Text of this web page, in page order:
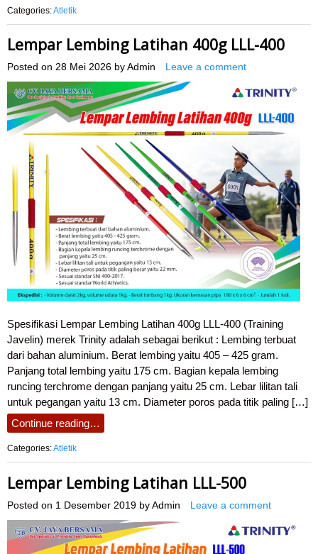
Categories:Atletik
Lempar Lembing Latihan 400g LLL-400
Posted on 28 Mei 2026 by Admin Leave a comment
Spesifikasi Lempar Lembing Latihan 400g LLL-400 (Training
Javelin) merek Trinity adalah sebagai berikut : Lembing terbuat
dari bahan aluminium. Berat lembing yaitu 405 – 425 gram.
Panjang total lembing yaitu 175 cm. Bagian kepala lembing
runcing terchrome dengan panjang yaitu 25 cm. Lebar lilitan tali
untuk pegangan yaitu 13 cm. Diameter poros pada titik paling […]
Continue reading…
Categories:Atletik
Lempar Lembing Latihan LLL-500
Posted on 1 Desember 2019 by Admin Leave a comment